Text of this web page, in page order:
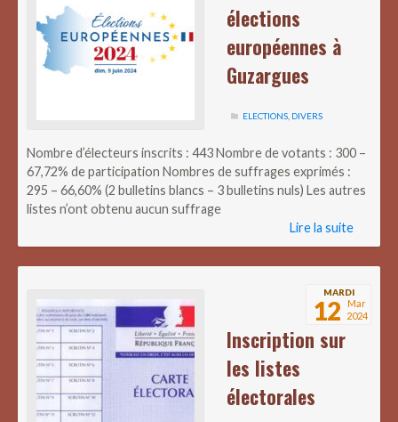
élections
européennes à
Guzargues
ELECTIONS DIVERS
Nombre d’électeurs inscrits : 443 Nombre de votants : 300 –
67,72% de participation Nombres de suffrages exprimés :
295 – 66,60% (2 bulletins blancs – 3 bulletins nuls) Les autres
listes n’ont obtenu aucun suffrage
Lire la suite
MARDI
12
Mar
2024
Inscription sur
les listes
électorales